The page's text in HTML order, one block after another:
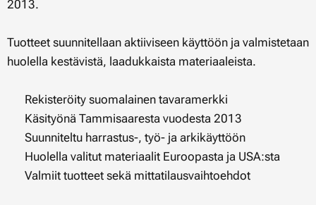
2013.
Tuotteet suunnitellaan aktiiviseen käyttöön ja valmistetaan
huolella kestävistä, laadukkaista materiaaleista.
✔ Rekisteröity suomalainen tavaramerkki
✔ Käsityönä Tammisaaresta vuodesta 2013
✔ Suunniteltu harrastus-, työ- ja arkikäyttöön
✔ Huolella valitut materiaalit Euroopasta ja USA:sta
✔ Valmiit tuotteet sekä mittatilausvaihtoehdot